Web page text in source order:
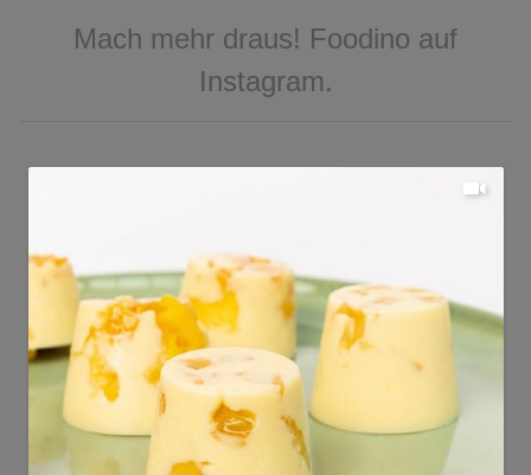
Mach mehr draus! Foodino auf
Instagram.